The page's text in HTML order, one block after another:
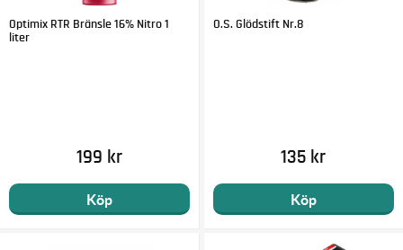
Optimix RTR Bränsle 16% Nitro 1
liter
199 kr
Köp
O.S. Glödstift Nr.8
135 kr
Köp